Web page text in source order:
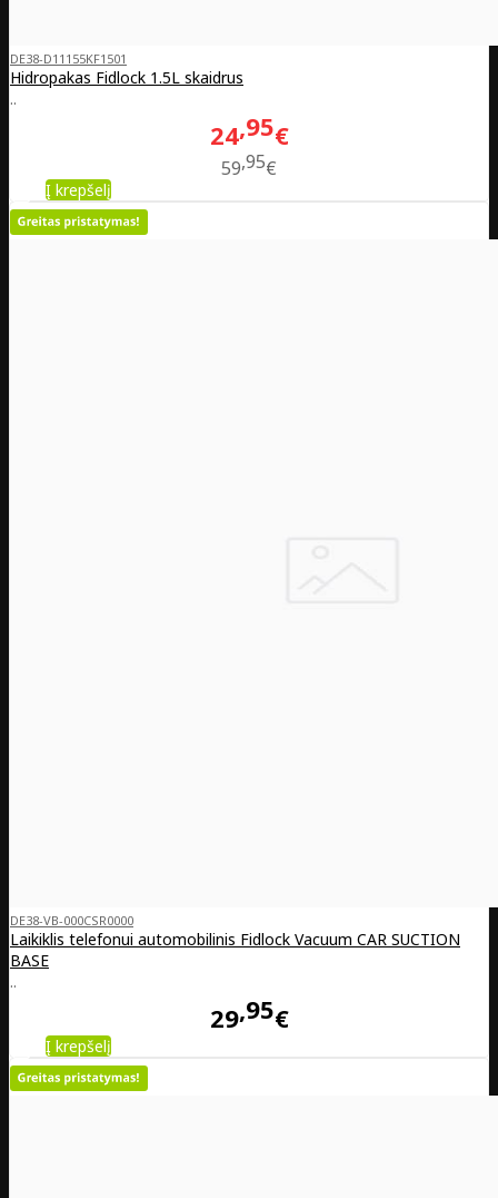
DE38-D11155KF1501
Hidropakas Fidlock 1.5L skaidrus
..
24 95€
59 95€
Į krepšelį
DE38-VB-000CSR0000
Laikiklis telefonui automobilinis Fidlock Vacuum CAR SUCTION
BASE
..
29 95€
Į krepšelį